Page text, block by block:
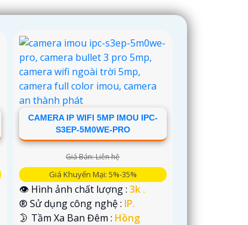
CAMERA IP WIFI 5MP IMOU IPC-
S3EP-5M0WE-PRO
Giá Bán: Liên hệ
Giá Khuyến Mại: 5%-35%
👁 Hình ảnh chất lượng :3k .
®️ Sử dụng công nghệ : IP.
🌛 Tầm Xa Ban Đêm : Hồng